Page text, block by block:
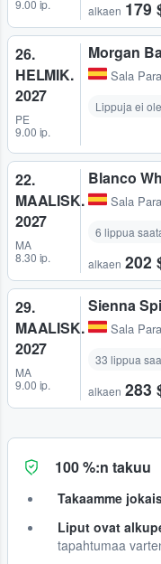
9.00 ip. alkaen 179
26.
HELMIK.
2027
PE
9.00 ip.
Morgan
Sala
Lippuja ei
22.
MAALISK.
2027
MA
8.30 ip.
Blanco
Sala
6 lippua
alkaen 202
29.
MAALISK.
2027
MA
9.00 ip.
Sienna
Sala
33 lippua
alkaen 283
100 %:n takuu
Takaamme
Liput ovat
tapahtumaa